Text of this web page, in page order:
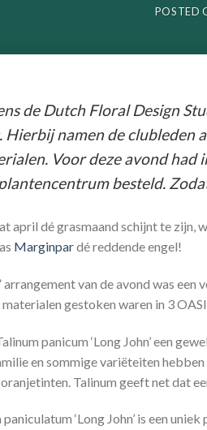
POSTED
de Dutch Floral Design
Hierbij namen de clubleden
Voor deze avond had
besteld.
april dé grasmaand schijnt te zijn,
Marginpardé reddende engel!
arrangement van de avond was
gestoken waren in 3
panicum ‘Long John’ een
en sommige variëteiten
Talinum geeft net dat
paniculatum ‘Long John’ is een